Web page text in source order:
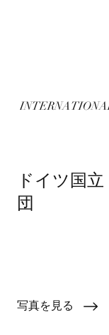
写真を見る
ドイツ国
団